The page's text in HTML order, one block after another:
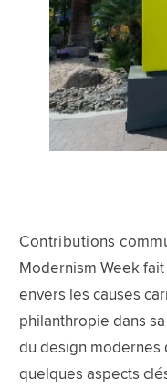
Contributions
Modernism Week
envers les causes
philanthropie dans
du design modernes
quelques aspects